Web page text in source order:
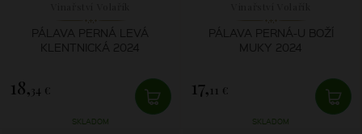
PÁLAVA PERNÁ LEVÁ
KLENTNICKÁ 2024
18, 34 €
SKLADOM
PÁLAVA PERNÁ-U BOŽÍ
MUKY 2024
17, 11 €
SKLADOM